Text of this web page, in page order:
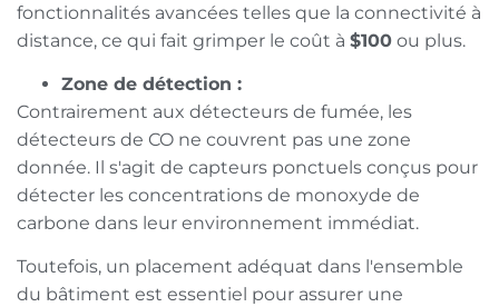
fonctionnalités avancées telles que la connectivité à
distance, ce qui fait grimper le coût à $100 ou plus.
Zone de détection :
Contrairement aux détecteurs de fumée, les
détecteurs de CO ne couvrent pas une zone
donnée. Il s'agit de capteurs ponctuels conçus pour
détecter les concentrations de monoxyde de
carbone dans leur environnement immédiat.
Toutefois, un placement adéquat dans l'ensemble
du bâtiment est essentiel pour assurer une